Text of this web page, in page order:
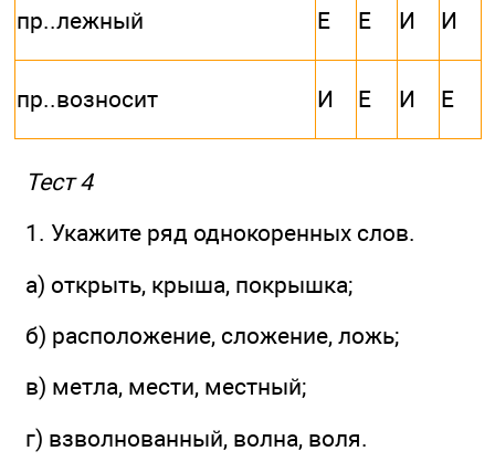
пр..лежный Е Е И И
пр..возносит И Е И Е
Тест 4
1. Укажите ряд однокоренных слов.
а) открыть, крыша, покрышка;
б) расположение, сложение, ложь;
в) метла, мести, местный;
г) взволнованный, волна, воля.